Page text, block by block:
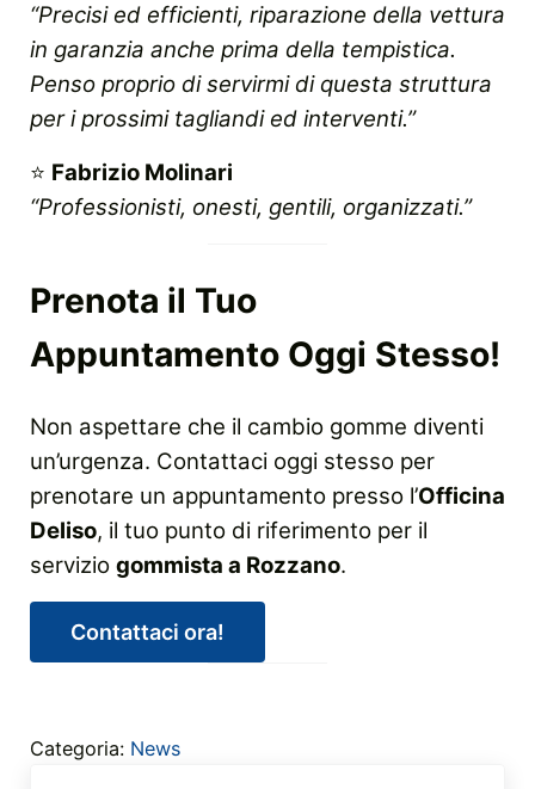
“Precisi ed efficienti, riparazione della vettura
in garanzia anche prima della tempistica.
Penso proprio di servirmi di questa struttura
per i prossimi tagliandi ed interventi.”
⭐ Fabrizio Molinari
“Professionisti, onesti, gentili, organizzati.”
Prenota il Tuo
Appuntamento Oggi Stesso!
Non aspettare che il cambio gomme diventi
un’urgenza. Contattaci oggi stesso per
prenotare un appuntamento presso l’Officina
Deliso, il tuo punto di riferimento per il
servizio gommista a Rozzano.
Contattaci ora!
Categoria: News